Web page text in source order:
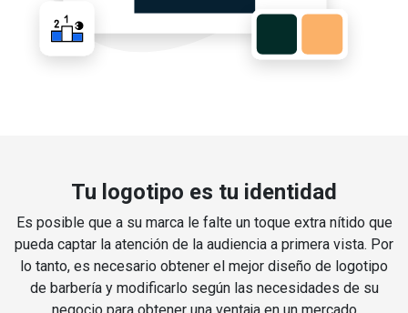
Tu logotipo es tu identidad
Es posible que a su marca le falte un toque extra nítido que
pueda captar la atención de la audiencia a primera vista. Por
lo tanto, es necesario obtener el mejor diseño de logotipo
de barbería y modificarlo según las necesidades de su